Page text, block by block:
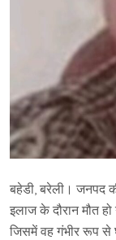
बहेडी, बरेली। जनपद
इलाज के दौरान मौत
जिसमें वह गंभीर रूप से